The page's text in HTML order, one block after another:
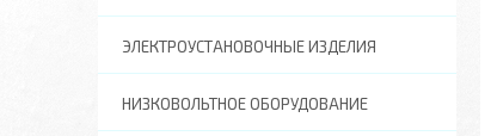
ЭЛЕКТРОУСТАНОВОЧНЫЕ ИЗДЕЛИЯ
НИЗКОВОЛЬТНОЕ ОБОРУДОВАНИЕ